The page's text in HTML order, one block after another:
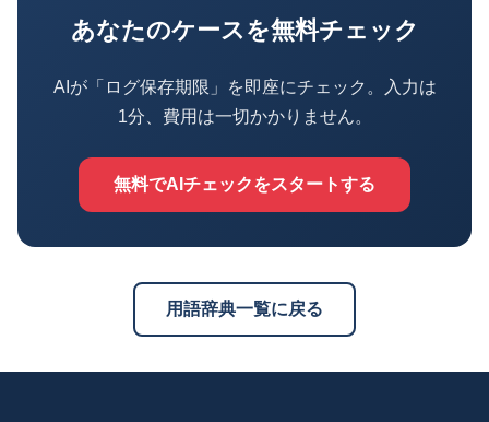
あなたのケースを無料チェック
AIが「ログ保存期限」を即座にチェック。入力は
1分、費用は一切かかりません。
無料でAIチェックをスタートする
用語辞典一覧に戻る